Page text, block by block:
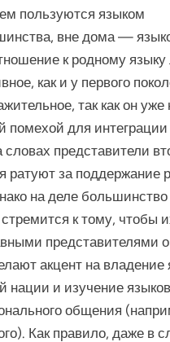
пользуются языком
вне дома —
к родному языку
как и у первого
так как он уже
помехой для
словах представители
ратуют за поддержание
на деле большинство
к тому, чтобы
представителями
акцент на владение
нации и изучение языков
общения
Как правило, даже в